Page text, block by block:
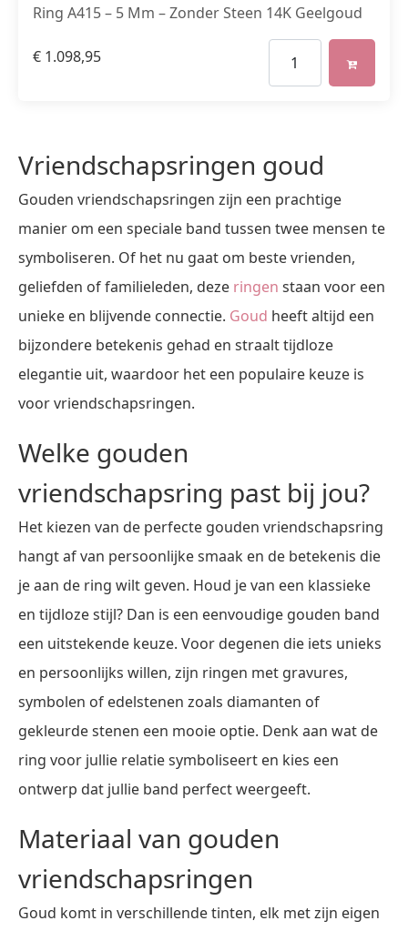
Ring A415 – 5 Mm – Zonder Steen 14K Geelgoud
€ 1.098,95
Vriendschapsringen goud
Gouden vriendschapsringen zijn een prachtige
manier om een speciale band tussen twee mensen te
symboliseren. Of het nu gaat om beste vrienden,
geliefden of familieleden, deze ringen staan voor een
unieke en blijvende connectie. Goud heeft altijd een
bijzondere betekenis gehad en straalt tijdloze
elegantie uit, waardoor het een populaire keuze is
voor vriendschapsringen.
Welke gouden
vriendschapsring past bij jou?
Het kiezen van de perfecte gouden vriendschapsring
hangt af van persoonlijke smaak en de betekenis die
je aan de ring wilt geven. Houd je van een klassieke
en tijdloze stijl? Dan is een eenvoudige gouden band
een uitstekende keuze. Voor degenen die iets unieks
en persoonlijks willen, zijn ringen met gravures,
symbolen of edelstenen zoals diamanten of
gekleurde stenen een mooie optie. Denk aan wat de
ring voor jullie relatie symboliseert en kies een
ontwerp dat jullie band perfect weergeeft.
Materiaal van gouden
vriendschapsringen
Goud komt in verschillende tinten, elk met zijn eigen